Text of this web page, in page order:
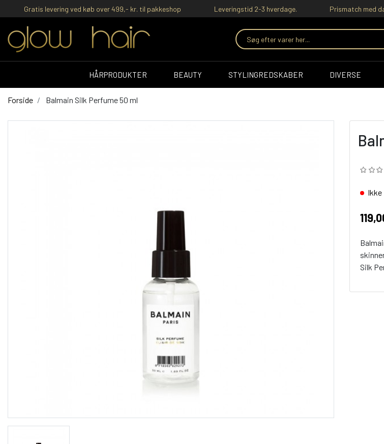
Gratis levering ved køb over 499,- kr. til pakkeshop Leveringstid 2-3 hverdage. Prismatch med
HÅRPRODUKTER BEAUTY STYLINGREDSKABER DIVERSE
Forside Balmain Silk Perfume 50 ml
Ikke
Silk